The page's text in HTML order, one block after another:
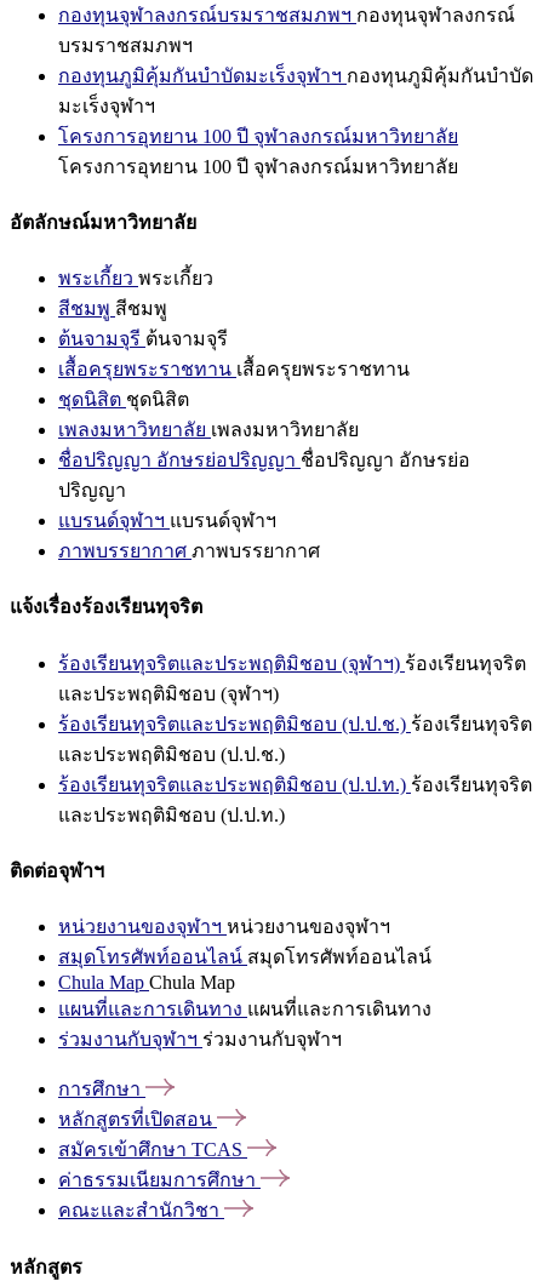
กองทุนจุฬาลงกรณ์บรมราชสมภพฯ กองทุนจุฬาลงกรณ์
บรมราชสมภพฯ
กองทุนภูมิคุ้มกันบำบัดมะเร็งจุฬาฯ กองทุนภูมิคุ้มกันบำบัด
มะเร็งจุฬาฯ
โครงการอุทยาน 100 ปี จุฬาลงกรณ์มหาวิทยาลัย
โครงการอุทยาน 100 ปี จุฬาลงกรณ์มหาวิทยาลัย
อัตลักษณ์มหาวิทยาลัย
พระเกี้ยว พระเกี้ยว
สีชมพู สีชมพู
ต้นจามจุรี ต้นจามจุรี
เสื้อครุยพระราชทาน เสื้อครุยพระราชทาน
ชุดนิสิต ชุดนิสิต
เพลงมหาวิทยาลัย เพลงมหาวิทยาลัย
ชื่อปริญญา อักษรย่อปริญญา ชื่อปริญญา อักษรย่อ
ปริญญา
แบรนด์จุฬาฯ แบรนด์จุฬาฯ
ภาพบรรยากาศ ภาพบรรยากาศ
แจ้งเรื่องร้องเรียนทุจริต
ร้องเรียนทุจริตและประพฤติมิชอบ (จุฬาฯ) ร้องเรียนทุจริต
และประพฤติมิชอบ (จุฬาฯ)
ร้องเรียนทุจริตและประพฤติมิชอบ (ป.ป.ช.) ร้องเรียนทุจริต
และประพฤติมิชอบ (ป.ป.ช.)
ร้องเรียนทุจริตและประพฤติมิชอบ (ป.ป.ท.) ร้องเรียนทุจริต
และประพฤติมิชอบ (ป.ป.ท.)
ติดต่อจุฬาฯ
หน่วยงานของจุฬาฯ หน่วยงานของจุฬาฯ
สมุดโทรศัพท์ออนไลน์ สมุดโทรศัพท์ออนไลน์
Chula Map Chula Map
แผนที่และการเดินทาง แผนที่และการเดินทาง
ร่วมงานกับจุฬาฯ ร่วมงานกับจุฬาฯ
การศึกษา
หลักสูตรที่เปิดสอน
สมัครเข้าศึกษา TCAS
ค่าธรรมเนียมการศึกษา
คณะและสำนักวิชา
หลักสูตร